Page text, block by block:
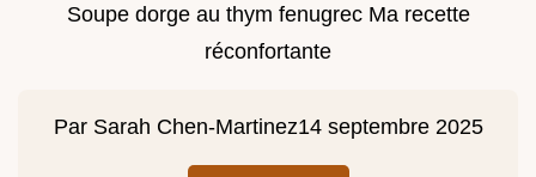
Soupe dorge au thym fenugrec Ma recette
réconfortante
Par Sarah Chen-Martinez14 septembre 2025